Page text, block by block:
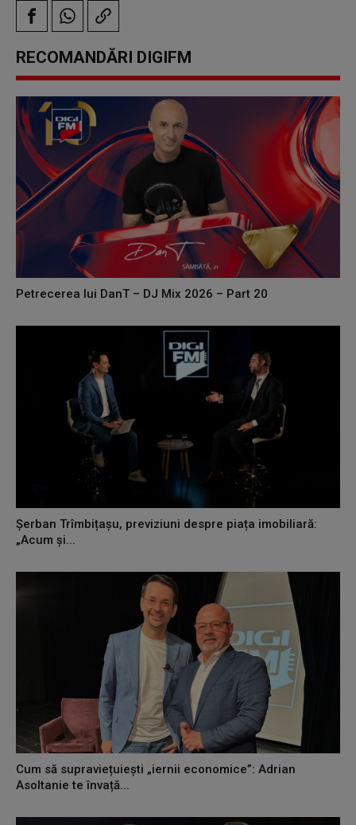
RECOMANDĂRI DIGIFM
Petrecerea lui DanT – DJ Mix 2026 – Part 20
Șerban Trîmbițașu, previziuni despre piața imobiliară:
„Acum și...
Cum să supraviețuiești „iernii economice”: Adrian
Asoltanie te învață...